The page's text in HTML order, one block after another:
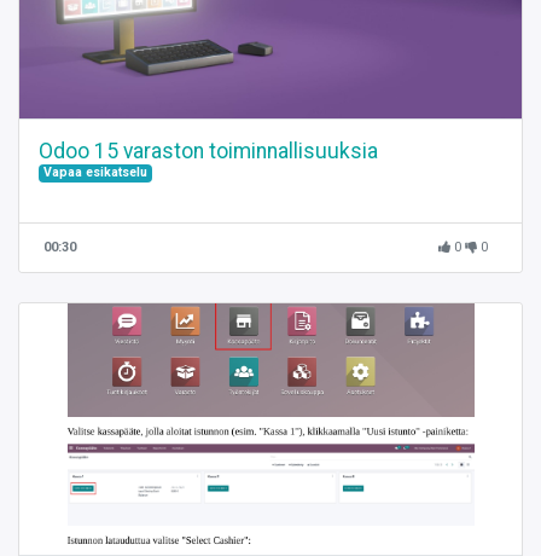
Odoo 15 varaston toiminnallisuuksia
Vapaa esikatselu
00:30 0 0